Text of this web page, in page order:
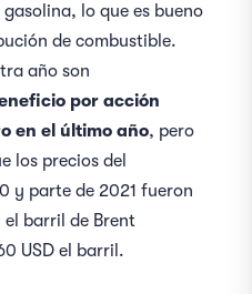
lo que es bueno
de combustible.
año son
por acción
en el último año, pero
los precios del
y parte de 2021 fueron
barril de Brent
USD el barril.